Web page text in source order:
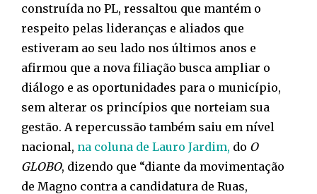
construída no PL, ressaltou que mantém o
respeito pelas lideranças e aliados que
estiveram ao seu lado nos últimos anos e
afirmou que a nova filiação busca ampliar o
diálogo e as oportunidades para o município,
sem alterar os princípios que norteiam sua
gestão. A repercussão também saiu em nível
nacional, na coluna de Lauro Jardim, do O
GLOBO, dizendo que “diante da movimentação
de Magno contra a candidatura de Ruas,